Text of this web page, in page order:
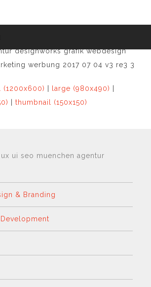
(1200x600) large (980x490)
|thumbnail (150x150)
& Branding